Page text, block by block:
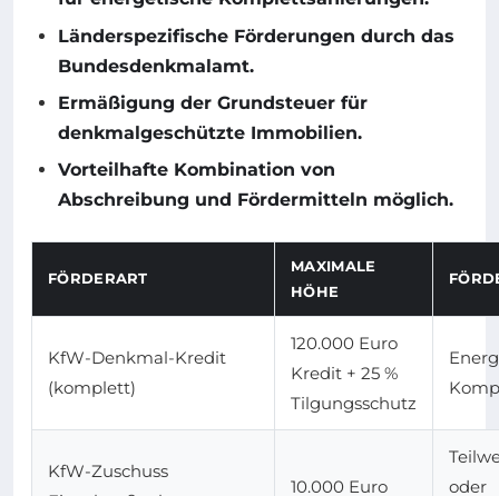
Länderspezifische Förderungen durch das
Bundesdenkmalamt.
Ermäßigung der Grundsteuer für
denkmalgeschützte Immobilien.
Vorteilhafte Kombination von
Abschreibung und Fördermitteln möglich.
FÖRDERART
MAXIMALE
HÖHE
KfW-Denkmal-Kredit
(komplett)
120.000 Euro
Kredit + 25 %
Tilgungsschutz
KfW-Zuschuss
10.000 Euro
oder